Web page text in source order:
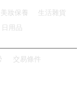
美妝保養
生活雜貨
日用品
交易條件